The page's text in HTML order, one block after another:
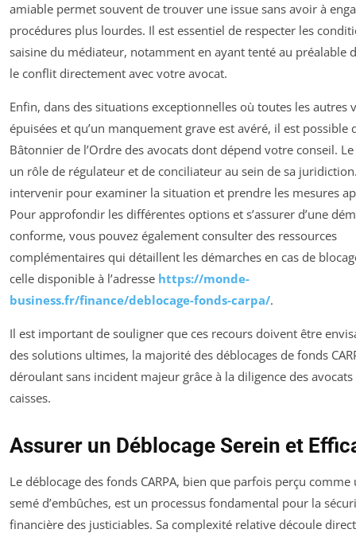
amiable permet souvent de trouver une issue sans avoir à
procédures plus lourdes. Il est essentiel de respecter les
saisine du médiateur, notamment en ayant tenté au préalable
le conflit directement avec votre avocat.
Enfin, dans des situations exceptionnelles où toutes les autres
épuisées et qu’un manquement grave est avéré, il est possible
Bâtonnier de l’Ordre des avocats dont dépend votre conseil.
un rôle de régulateur et de conciliateur au sein de sa
intervenir pour examiner la situation et prendre les mesures
Pour approfondir les différentes options et s’assurer d’une
conforme, vous pouvez également consulter des ressources
complémentaires qui détaillent les démarches en cas de
celle disponible à l’adresse https://monde-
business.fr/finance/deblocage-fonds-carpa/.
Il est important de souligner que ces recours doivent être
des solutions ultimes, la majorité des déblocages de fonds
déroulant sans incident majeur grâce à la diligence des avocats
caisses.
Assurer un Déblocage Serein et
Le déblocage des fonds CARPA, bien que parfois perçu
semé d’embûches, est un processus fondamental pour la
financière des justiciables. Sa complexité relative découle